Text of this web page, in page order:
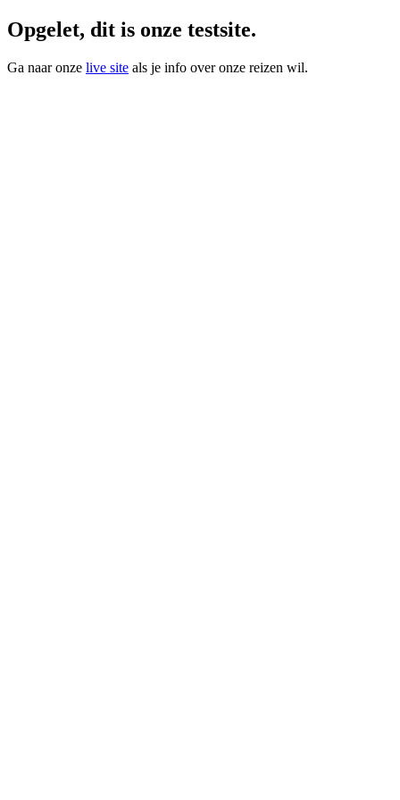
Opgelet, dit is onze testsite.
Ga naar onze live site als je info over onze reizen wil.